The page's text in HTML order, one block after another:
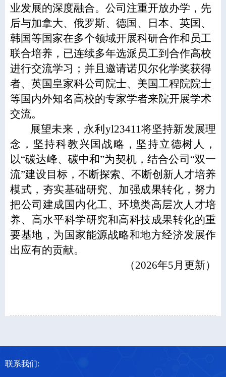
业发展的深度融合。公司注重开放办学，先
后与加拿大、俄罗斯、德国、日本、英国、
韩国等国家在多个领域开展科研合作和员工
联合培养，已连续多年选派员工到合作高校
进行交流学习；并且邀请诺贝尔化学奖获得
者、英国皇家科公司院士、美国工程院院士
等国内外知名高校的专家学者来院开展学术
交流。
展望未来，永利yl23411将坚持新发展理
念，坚持科教兴国战略，坚持立德树人，
以“碳达峰、碳中和”为契机，结合公司“双一
流”建设目标，不断探索、不断创新人才培养
模式，夯实基础研究、加强成果转化，努力
把公司建成国内化工、环境类高层次人才培
养、高水平科学研究和高科技成果转化的重
要基地，为国家能源战略和地方经济发展作
出应有的贡献。
（2026年5月更新）
联系我们: